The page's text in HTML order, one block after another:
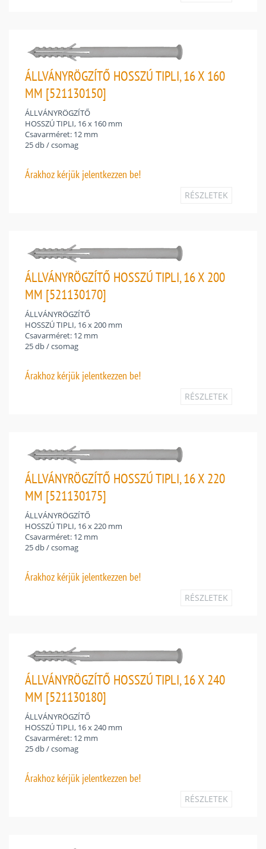
ÁLLVÁNYRÖGZÍTŐ HOSSZÚ TIPLI, 16 X 160
MM [521130150]
ÁLLVÁNYRÖGZÍTŐ
HOSSZÚ TIPLI, 16 x 160 mm
Csavarméret: 12 mm
25 db / csomag
Árakhoz kérjük jelentkezzen be!
RÉSZLETEK
ÁLLVÁNYRÖGZÍTŐ HOSSZÚ TIPLI, 16 X 200
MM [521130170]
ÁLLVÁNYRÖGZÍTŐ
HOSSZÚ TIPLI, 16 x 200 mm
Csavarméret: 12 mm
25 db / csomag
Árakhoz kérjük jelentkezzen be!
RÉSZLETEK
ÁLLVÁNYRÖGZÍTŐ HOSSZÚ TIPLI, 16 X 220
MM [521130175]
ÁLLVÁNYRÖGZÍTŐ
HOSSZÚ TIPLI, 16 x 220 mm
Csavarméret: 12 mm
25 db / csomag
Árakhoz kérjük jelentkezzen be!
RÉSZLETEK
ÁLLVÁNYRÖGZÍTŐ HOSSZÚ TIPLI, 16 X 240
MM [521130180]
ÁLLVÁNYRÖGZÍTŐ
HOSSZÚ TIPLI, 16 x 240 mm
Csavarméret: 12 mm
25 db / csomag
Árakhoz kérjük jelentkezzen be!
RÉSZLETEK